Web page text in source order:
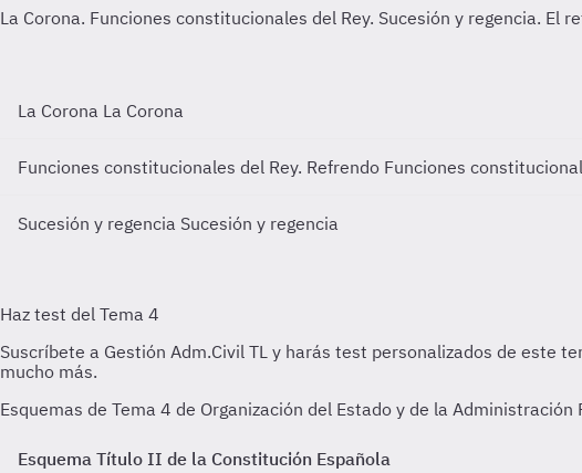
La Corona La Corona
Funciones constitucionales del Rey. Refrendo Funciones
Sucesión y regencia Sucesión y regencia
Esquemas de Tema 4 de Organización del Estado y de la
Esquema Título II de la Constitución Española